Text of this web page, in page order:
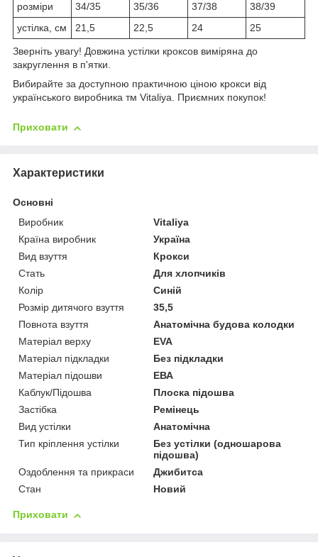
розміри 34/35 35/36 37/38
38/39
устілка, см
21,5 22,5 24 25
Зверніть увагу! Довжина устілки кроксов виміряна до
закруглення в п'ятки.
Вибирайте за доступною практичною ціною крокси від
українського виробника тм Vitaliya. Приємних покупок!
Приховати
Характеристики
Основні
Виробник
Vitaliya
Країна виробник
Україна
Вид взуття
Крокси
Стать
Для хлопчиків
Колір
Синій
Розмір дитячого взуття
35,5
Повнота взуття
Анатомічна будова колодки
Матеріал верху
EVA
Матеріал підкладки
Без підкладки
Матеріал підошви
ЕВА
Каблук/Підошва
Плоска підошва
Застібка
Ремінець
Вид устілки
Анатомічна
Тип кріплення устілки
Без устілки (одношарова
підошва)
Оздоблення та прикраси
Джибитса
Стан
Новий
Приховати